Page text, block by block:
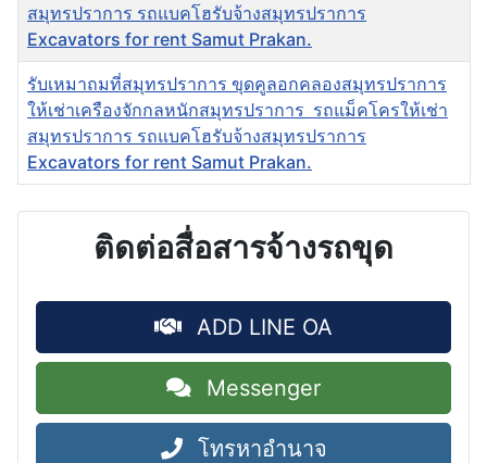
สมุทรปราการ รถแบคโฮรับจ้างสมุทรปราการ
Excavators for rent Samut Prakan.
รับเหมาถมที่สมุทรปราการ ขุดคูลอกคลองสมุทรปราการ
ให้เช่าเครืองจักกลหนักสมุทรปราการ รถแม็คโครให้เช่า
สมุทรปราการ รถแบคโฮรับจ้างสมุทรปราการ
Excavators for rent Samut Prakan.
ติดต่อสื่อสารจ้างรถขุด
ADD LINE OA
Messenger
โทรหาอำนาจ